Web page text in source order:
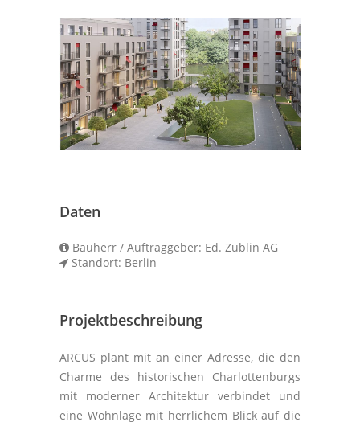
Daten
Bauherr / Auftraggeber: Ed. Züblin AG
Standort: Berlin
Projektbeschreibung
ARCUS plant mit an einer Adresse, die den
Charme des historischen Charlottenburgs
mit moderner Architektur verbindet und
eine Wohnlage mit herrlichem Blick auf die